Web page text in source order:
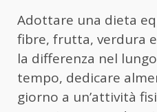
Adottare una dieta
fibre, frutta, verdura
la differenza nel
tempo, dedicare
giorno a un’attività